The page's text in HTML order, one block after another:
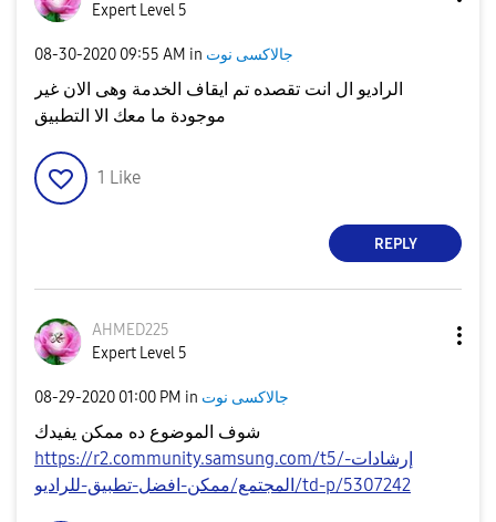
Expert Level 5
‎08-30-2020 09:55 AM in جالاكسى نوت
الراديو ال انت تقصده تم ايقاف الخدمة وهى الان غير
موجودة ما معك الا التطبيق
1 Like
REPLY
AHMED225
Expert Level 5
‎08-29-2020 01:00 PM in جالاكسى نوت
شوف الموضوع ده ممكن يفيدك
https://r2.community.samsung.com/t5/إرشادات-
المجتمع/ممكن-افضل-تطبيق-للراديو/td-p/5307242